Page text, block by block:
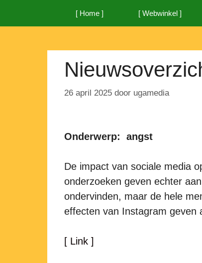
[ Home ] [ Webwinkel ]
26 april 2025 door ugamedia
Onderwerp: angst
De impact van sociale media
onderzoeken geven echter
ondervinden, maar de hele
effecten van Instagram geven
[ Link ]